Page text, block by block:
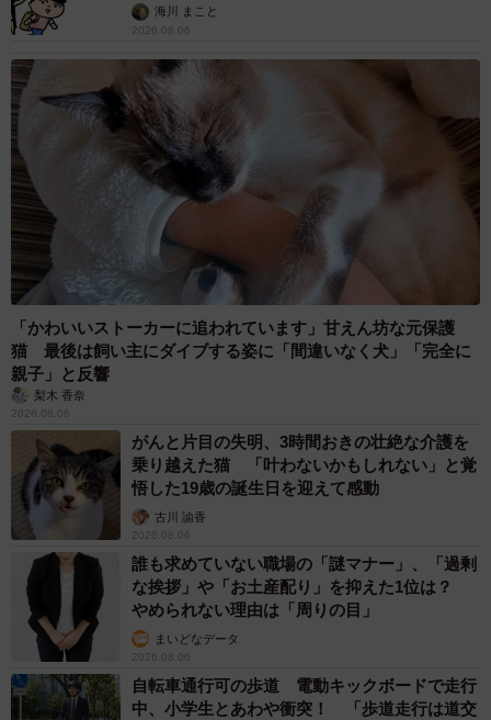
海川 まこと
2026.08.06
「かわいいストーカーに追われています」甘えん坊な元保護
猫 最後は飼い主にダイブする姿に「間違いなく犬」「完全に
親子」と反響
梨木 香奈
2026.08.06
がんと片目の失明、3時間おきの壮絶な介護を
乗り越えた猫 「叶わないかもしれない」と覚
悟した19歳の誕生日を迎えて感動
古川 諭香
2026.08.06
誰も求めていない職場の「謎マナー」、「過剰
な挨拶」や「お土産配り」を抑えた1位は？
やめられない理由は「周りの目」
まいどなデータ
2026.08.06
自転車通行可の歩道 電動キックボードで走行
中、小学生とあわや衝突！ 「歩道走行は道交